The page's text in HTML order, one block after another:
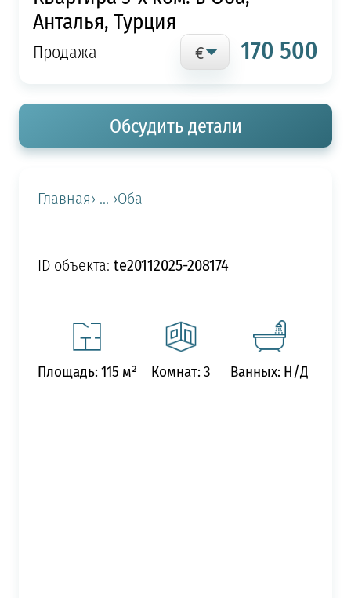
Анталья, Турция
Продажа 170 500
Обсудить детали
Главная› ... ›Оба
ID объекта: te20112025-208174
Площадь: 115 м² Комнат: 3 Ванных: Н/Д